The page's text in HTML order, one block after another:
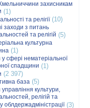
захисникам
(1)
та релігії(10)
заходи з питань
та релігій (5)
культурна
(1)
сфері нематеріальної
спадщини (1)
(2 397)
база (5)
управління культури,
релігій та
облдержадміністрації(3)